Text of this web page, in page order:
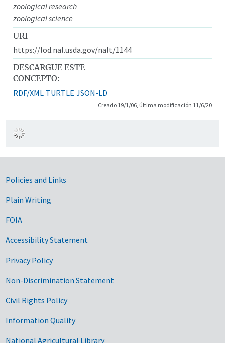
zoological research
zoological science
URI
https://lod.nal.usda.gov/nalt/1144
DESCARGUE ESTE
CONCEPTO:
RDF/XML TURTLE JSON-LD
Creado 19/1/06, última modificación 11/6/20
Government Links
Policies and Links
Plain Writing
FOIA
Accessibility Statement
Privacy Policy
Non-Discrimination Statement
Civil Rights Policy
Information Quality
National Agricultural Library